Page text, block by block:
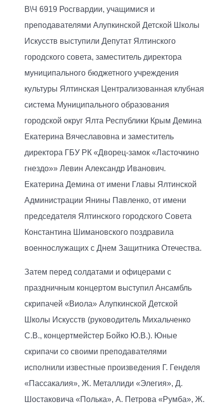
В\Ч 6919 Росгвардии, учащимися и
преподавателями Алупкинской Детской Школы
Искусств выступили Депутат Ялтинского
городского совета, заместитель директора
муниципального бюджетного учреждения
культуры Ялтинская Централизованная клубная
система Муниципального образования
городской округ Ялта Республики Крым Демина
Екатерина Вячеславовна и заместитель
директора ГБУ РК «Дворец-замок «Ласточкино
гнездо»» Левин Александр Иванович.
Екатерина Демина от имени Главы Ялтинской
Администрации Янины Павленко, от имени
председателя Ялтинского городского Совета
Константина Шимановского поздравила
военнослужащих с Днем Защитника Отечества.
Затем перед солдатами и офицерами с
праздничным концертом выступил Ансамбль
скрипачей «Виола» Алупкинской Детской
Школы Искусств (руководитель Михальченко
С.В., концертмейстер Бойко Ю.В.). Юные
скрипачи со своими преподавателями
исполнили известные произведения Г. Генделя
«Пассакалия», Ж. Металлиди «Элегия», Д.
Шостаковича «Полька», А. Петрова «Румба», Ж.